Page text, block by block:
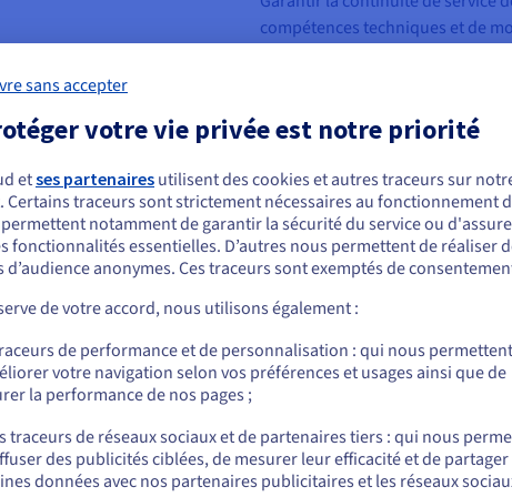
et garantie
publique par défaut.
une option de
ci vous assure un débit
physique privé, le
supplémentaire, vous
vos serveurs situés dans
est interopérable avec les
et Public Cloud.
compétences techniques et de
24 h/24 et 7 j/7. Le tout sur un
l’amplitude peut être parfois
L’externalisation de la gestion
souplesse et réactivité. Vous
spécialistes en administration
de services standards et
vos coûts de gestion et favoriser
En savoir plus
Bring Your Own IP
Grâce au service d’importation
vous pouvez importer vos plages
comme des blocs Additional IP.
semblez être localisé en États-Unis.
commander, rendez-vous sur le site de votre pays (États-Unis) et créez un
us.ovhcloud.com/bare-metal Anglais USD - $
ou
sur le site actuel
sans accepter
votre vie privée est notre priorité
etses partenaires utilisent des cookies et autres traceurs sur
Certains traceurs sont strictement nécessaires au fonctionnement
notamment de garantir la sécurité du service ou
fonctionnalités essentielles. D’autres nous permettent de réaliser
d’audience anonymes. Ces traceurs sont exemptés de
de votre accord, nous utilisons également :
de performance et de personnalisation : qui nous permettent
votre navigation selon vos préférences et usages ainsi que de
la performance de nos pages ;
traceurs de réseaux sociaux et de partenaires tiers : qui nous
des publicités ciblées, de mesurer leur efficacité et de partager
données avec nos partenaires publicitaires et les réseaux